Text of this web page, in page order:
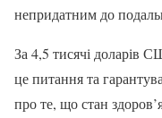
непридатним до
За 4,5 тисячі доларів
це питання та
про те, що стан